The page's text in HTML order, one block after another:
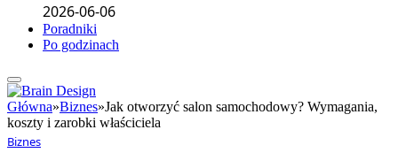
2026-06-06
Poradniki
Po godzinach
Główna»Biznes»Jak otworzyć salon samochodowy? Wymagania,
koszty i zarobki właściciela
Biznes